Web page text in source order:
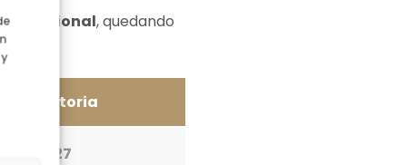
adicional, quedando
obligatoria
de 2027